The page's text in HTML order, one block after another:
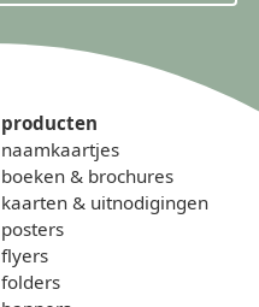
producten
naamkaartjes
boeken & brochures
kaarten & uitnodigingen
posters
flyers
folders